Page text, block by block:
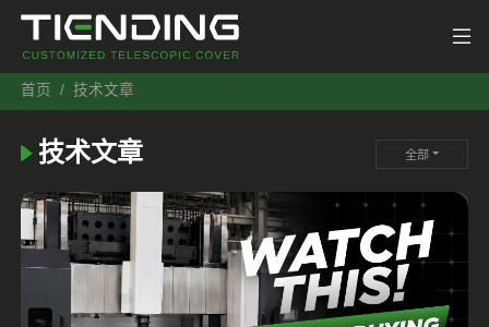
首页 技术文章
技术文章 全部